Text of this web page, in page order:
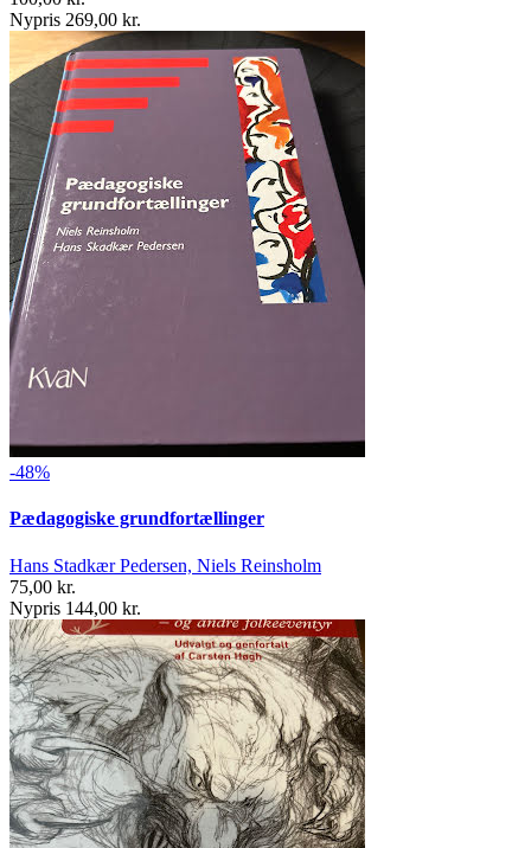
Nypris 269,00 kr.
-48%
Pædagogiske grundfortællinger
Hans Stadkær Pedersen, Niels Reinsholm
75,00 kr.
Nypris 144,00 kr.